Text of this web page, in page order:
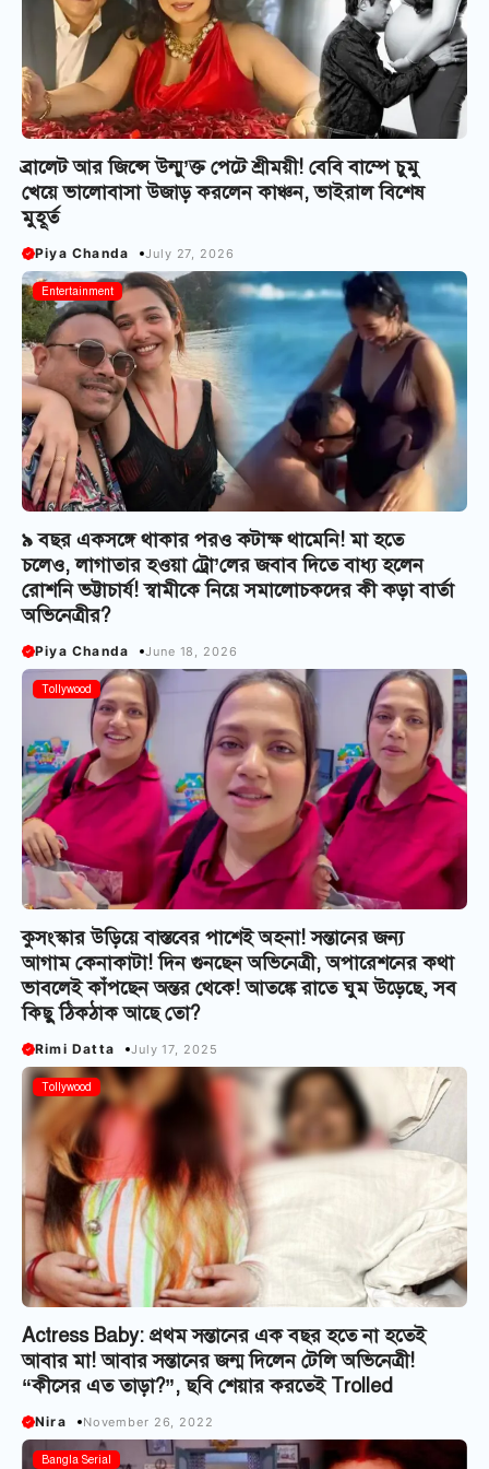
ব্রালেট আর জিন্সে উন্মু’ক্ত পেটে শ্রীময়ী! বেবি বাম্পে চুমু
খেয়ে ভালোবাসা উজাড় করলেন কাঞ্চন, ভাইরাল বিশেষ
মুহূর্ত
Piya Chanda July 27, 2026
Entertainment
৯ বছর একসঙ্গে থাকার পরও কটাক্ষ থামেনি! মা হতে
চলেও, লাগাতার হওয়া ট্রো’লের জবাব দিতে বাধ্য হলেন
রোশনি ভট্টাচার্য! স্বামীকে নিয়ে সমালোচকদের কী কড়া বার্তা
অভিনেত্রীর?
Piya Chanda June 18, 2026
Tollywood
কুসংস্কার উড়িয়ে বাস্তবের পাশেই অহনা! সন্তানের জন্য
আগাম কেনাকাটা! দিন গুনছেন অভিনেত্রী, অপারেশনের কথা
ভাবলেই কাঁপছেন অন্তর থেকে! আতঙ্কে রাতে ঘুম উড়েছে, সব
কিছু ঠিকঠাক আছে তো?
Rimi Datta July 17, 2025
Tollywood
Actress Baby: প্রথম সন্তানের এক বছর হতে না হতেই
আবার মা! আবার সন্তানের জন্ম দিলেন টেলি অভিনেত্রী!
“কীসের এত তাড়া?”, ছবি শেয়ার করতেই Trolled
Nira November 26, 2022
Bangla Serial